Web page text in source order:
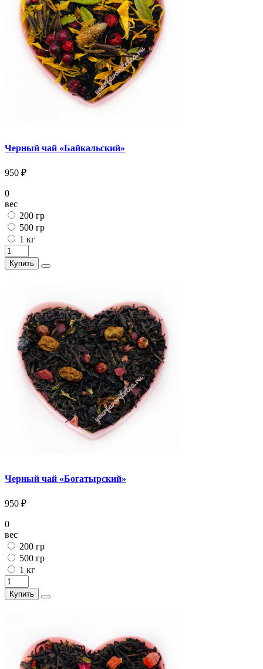
Черный чай «Байкальский»
950 ₽
0
вес
200 гр
500 гр
1 кг
Купить
Черный чай «Богатырский»
950 ₽
0
вес
200 гр
500 гр
1 кг
Купить